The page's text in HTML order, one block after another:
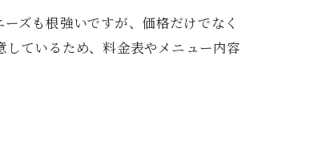
ズも根強いですが、価格だけでなく
ているため、料金表やメニュー内容